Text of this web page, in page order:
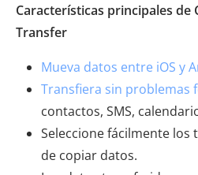
Características principales
Transfer
Mueva datos entre iOS y
Transfiera sin problemas
contactos, SMS,
Seleccione fácilmente los
de copiar datos.